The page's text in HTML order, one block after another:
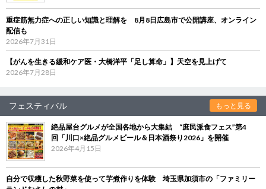
重症筋無力症への正しい知識と理解を 8月8日広島市で公開講座、オンライン
配信も
2026年7月31日
【がんを生きる緩和ケア医・大橋洋平「足し算命」】天空を見上げて
2026年7月28日
フェスティバル もっと見る
絶品屋台グルメが全国各地から大集結 “庶民派食フェス”第4
回「川口×絶品グルメビール＆日本酒祭り2026」を開催
2026年4月15日
自分で収穫した秋野菜を使って芋煮作りを体験 埼玉県加須市の「ファミリー